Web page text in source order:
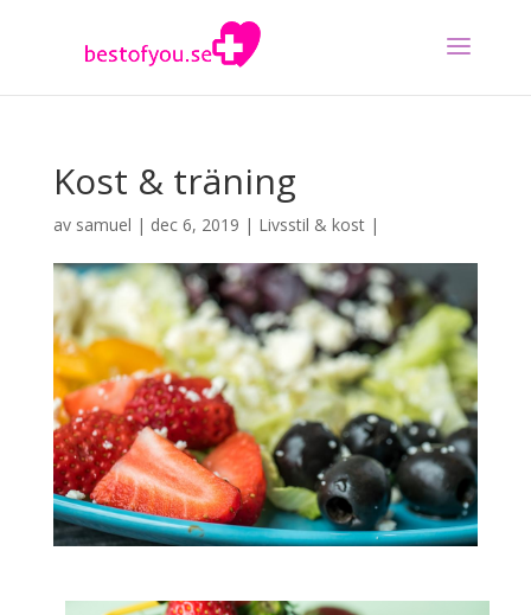
Kost & träning
av samuel | dec 6, 2019 | Livsstil & kost|